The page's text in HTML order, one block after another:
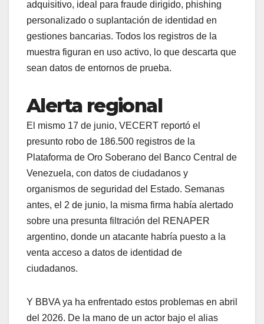
adquisitivo, ideal para fraude dirigido, phishing
personalizado o suplantación de identidad en
gestiones bancarias. Todos los registros de la
muestra figuran en uso activo, lo que descarta que
sean datos de entornos de prueba.
Alerta regional
El mismo 17 de junio, VECERT reportó el
presunto robo de 186.500 registros de la
Plataforma de Oro Soberano del Banco Central de
Venezuela, con datos de ciudadanos y
organismos de seguridad del Estado. Semanas
antes, el 2 de junio, la misma firma había alertado
sobre una presunta filtración del RENAPER
argentino, donde un atacante habría puesto a la
venta acceso a datos de identidad de
ciudadanos.
Y BBVA ya ha enfrentado estos problemas en abril
del 2026. De la mano de un actor bajo el alias